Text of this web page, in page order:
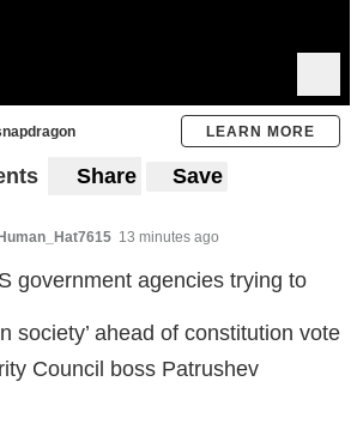
LEARN MORE
Share Save
13 minutes ago
government agencies trying to
society’ ahead of constitution vote
Council boss Patrushev